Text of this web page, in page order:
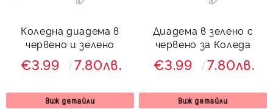
Коледна диадема в
червено и зелено
€3.99 7.80лв.
Виж детайли
Диадема в зелено с
червено за Коледа
€3.99 7.80лв.
Виж детайли